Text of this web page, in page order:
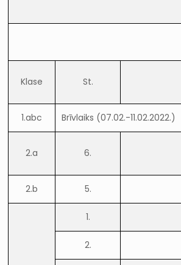
Klase St.
1.abc Brīvlaiks (07.02.-11.02.2022.)
2.a 6.
2.b 5.
1.
2.